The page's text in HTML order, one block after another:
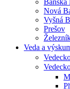
Banská
Nová
Vyšná
Prešov
Veda a